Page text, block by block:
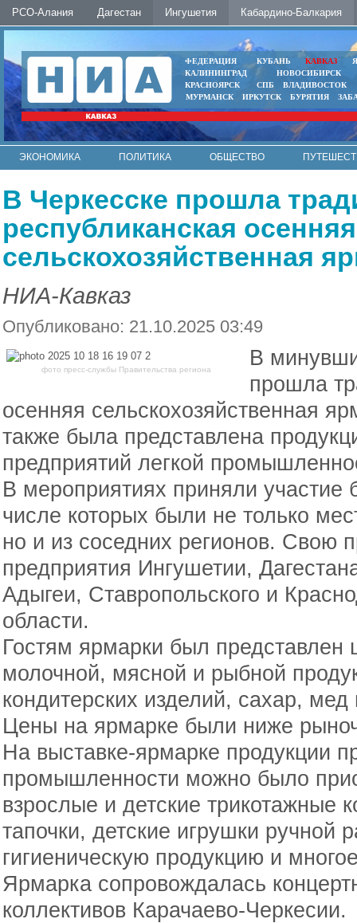
РСО-Алания Дагестан Ингушетия Кабардино-Балкария
ФЕДЕРАЦИЯ КУБАНЬ КАВКАЗ
КАЛИНИНГРАД
НОВОСИБИРСК
КРАСНОЯРСК
СПБ
ВЛАДИВОСТОК
МУРМАНСК
ИРКУТСК БУРЯТИЯ
ЭКОНОМИКА ПОЛИТИКА ОБЩЕСТВО
В Черкесске прошла
республиканская осенняя
сельскохозяйственная
НИА-Кавказ
Опубликовано: 21.10.2025 03:49
фото пресс-службы Правительства региона
В
прошла
осенняя сельскохозяйственная
также была представлена
предприятий легкой
В мероприятиях приняли участие
числе которых были не только
но и из соседних регионов. Свою
предприятия Ингушетии,
Адыгеи, Ставропольского и
области.
Гостям ярмарки был представлен
молочной, мясной и рыбной
кондитерских изделий, сахар,
Цены на ярмарке были ниже
На выставке-ярмарке продукции
промышленности можно было
взрослые и детские
тапочки, детские игрушки ручной
гигиеническую продукцию и
Ярмарка сопровождалась
коллективов Карачаево-Черкесии.